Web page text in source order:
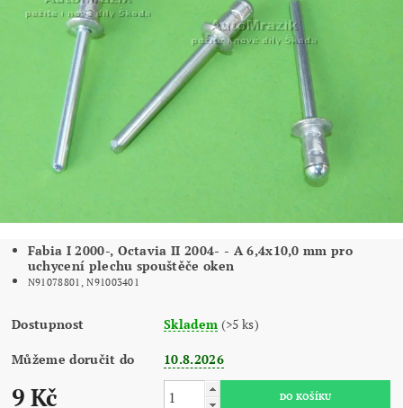
Fabia I 2000-, Octavia II 2004- - A 6,4x10,0 mm pro
uchycení plechu spouštěče oken
N91078801, N91003401
Dostupnost Skladem (>5 ks)
Můžeme doručit do 10.8.2026
9 Kč